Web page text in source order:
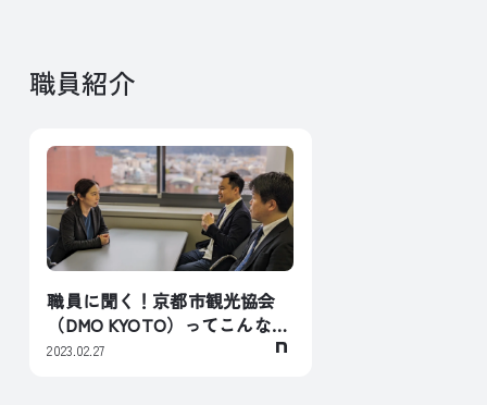
職員紹介
職員に聞く！京都市観光協会
（DMO KYOTO）ってこんなと
こ Vol.1 DMO体制強化のため
2023.02.27